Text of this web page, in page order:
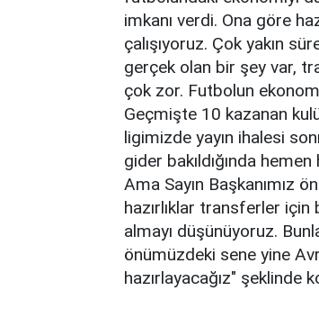
imkanı verdi. Ona göre
çalışıyoruz. Çok yakın
gerçek olan bir şey var,
çok zor. Futbolun
Geçmişte 10 kazanan
ligimizde yayın ihalesi
gider bakıldığında
Ama Sayın Başkanımız
hazırlıklar transferler
almayı düşünüyoruz.
önümüzdeki sene yine
hazırlayacağız" şeklinde